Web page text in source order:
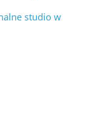
studio w